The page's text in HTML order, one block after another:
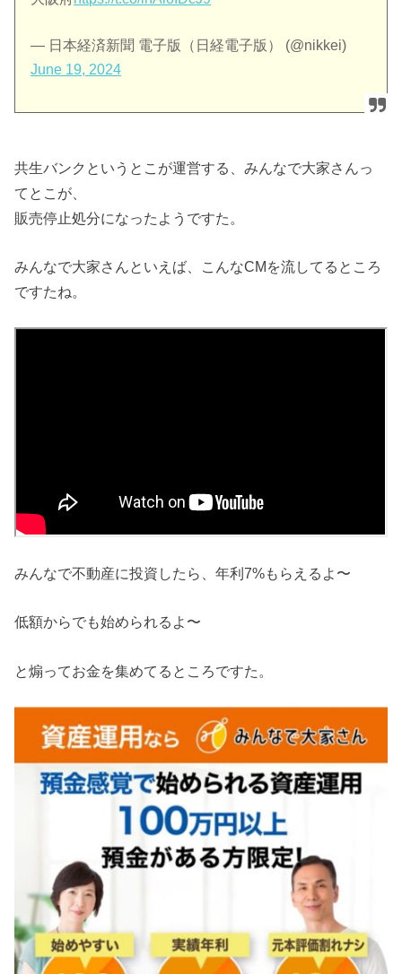
— 日本経済新聞 電子版（日経電子版） (@nikkei)
June 19, 2024
共生バンクというとこが運営する、みんなで大家さんっ
てとこが、
販売停止処分になったようですた。
みんなで大家さんといえば、こんなCMを流してるところ
ですたね。
みんなで不動産に投資したら、年利7%もらえるよ〜
低額からでも始められるよ〜
と煽ってお金を集めてるところですた。